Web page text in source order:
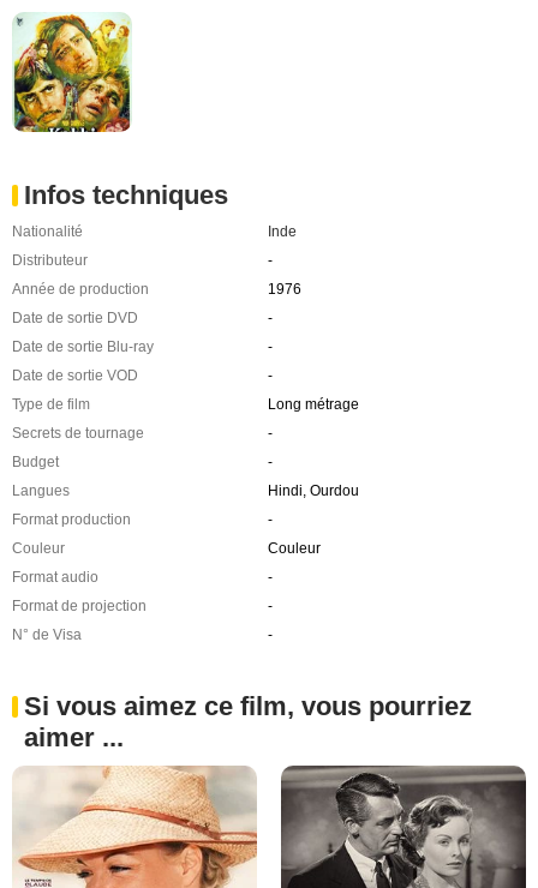
Infos techniques
Nationalité
Inde
Distributeur
-
Année de production
1976
Date de sortie DVD
-
Date de sortie Blu-ray
-
Date de sortie VOD
-
Type de film
Long métrage
Secrets de tournage
-
Budget
-
Langues
Hindi, Ourdou
Format production
-
Couleur
Couleur
Format audio
-
Format de projection
-
N° de Visa
-
Si vous aimez ce film, vous pourriez
aimer ...